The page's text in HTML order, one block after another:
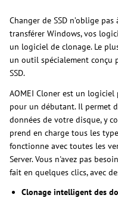
Changer de SSD n’oblige
transférer Windows, vos
un logiciel de clonage. Le
un outil spécialement conçu
SSD.
AOMEI Cloner est un
pour un débutant. Il permet
données de votre disque, y
prend en charge tous les
fonctionne avec toutes les
Server. Vous n'avez pas
fait en quelques clics, avec
Clonage intelligent des